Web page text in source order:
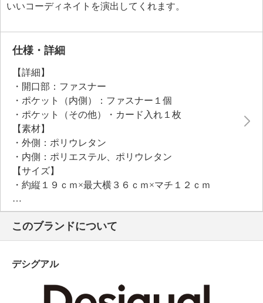
いいコーディネイトを演出してくれます。
仕様・詳細
【詳細】
・開口部：ファスナー
・ポケット（内側）：ファスナー１個
・ポケット（その他）・カード入れ１枚
【素材】
・外側：ポリウレタン
・内側：ポリエステル、ポリウレタン
【サイズ】
・約縦１９ｃｍ×最大横３６ｃｍ×マチ１２ｃｍ
・Ａ４サイズ：不可
【重さ】
・約４５５ｇ
【個体差あり】
【原産国（地）】
・中国製
このブランドについて
デシグアル